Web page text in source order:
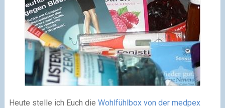
Heute stelle ich Euch die Wohlfühlbox von der medpex